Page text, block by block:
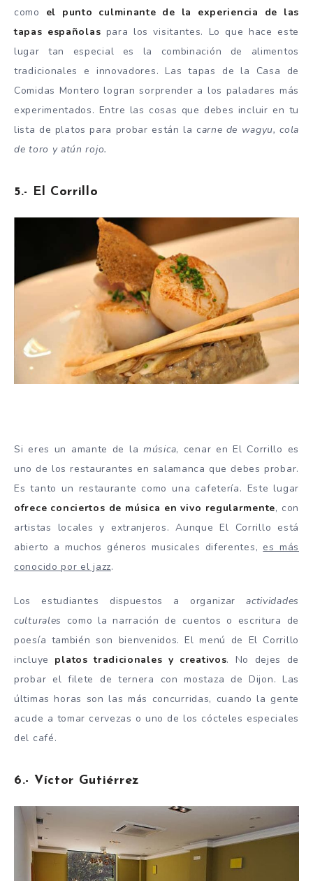
como el punto culminante de la experiencia de las
tapas españolas para los visitantes. Lo que hace este
lugar tan especial es la combinación de alimentos
tradicionales e innovadores. Las tapas de la Casa de
Comidas Montero logran sorprender a los paladares más
experimentados. Entre las cosas que debes incluir en tu
lista de platos para probar están la carne de wagyu, cola
de toro y atún rojo.
5.- El Corrillo
Si eres un amante de lamúsica, cenar en El Corrillo es
uno de los restaurantes en salamanca que debes probar.
Es tanto un restaurante como una cafetería. Este lugar
ofrece conciertos de música en vivo regularmente, con
artistas locales y extranjeros. Aunque El Corrillo está
abierto a muchos géneros musicales diferentes, es más
conocido por el jazz.
Los estudiantes dispuestos a organizaractividades
culturales como la narración de cuentos o escritura de
poesía también son bienvenidos. El menú de El Corrillo
incluye platos tradicionales y creativos. No dejes de
probar el filete de ternera con mostaza de Dijon. Las
últimas horas son las más concurridas, cuando la gente
acude a tomar cervezas o uno de los cócteles especiales
del café.
6.- Víctor Gutiérrez